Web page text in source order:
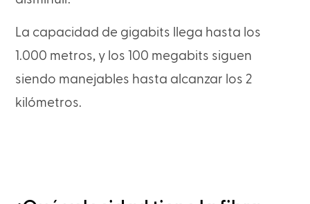
La capacidad de gigabits llega hasta los
1.000 metros, y los 100 megabits siguen
siendo manejables hasta alcanzar los 2
kilómetros.